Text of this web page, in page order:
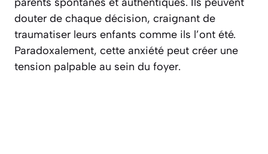
douter de chaque décision, craignant de
traumatiser leurs enfants comme ils l’ont été.
Paradoxalement, cette anxiété peut créer une
tension palpable au sein du foyer.